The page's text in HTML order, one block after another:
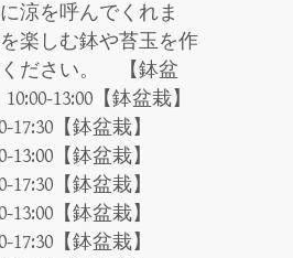
涼を呼んでくれま
楽しむ鉢や苔玉を作
ください。 【鉢盆
13:00【鉢盆栽】
17:30【鉢盆栽】
13:00【鉢盆栽】
17:30【鉢盆栽】
13:00【鉢盆栽】
17:30【鉢盆栽】